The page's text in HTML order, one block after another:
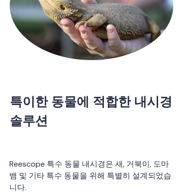
특이한 동물에 적합한 내시경
솔루션
Reescope 특수 동물 내시경은 새, 거북이, 도마
뱀 및 기타 특수 동물을 위해 특별히 설계되었습
니다.